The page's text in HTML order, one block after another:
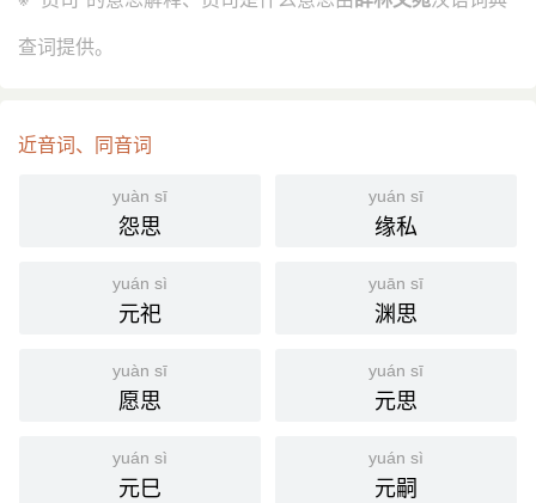
⒈ 旧指政府机构的低阶官员。
例 如：「员司当有为有守。」
yuán yún yùn
查词提供。
近音词、同音词
yuàn sī
怨思
yuán sī
缘私
yuán sì
元祀
yuān sī
渊思
yuàn sī
愿思
yuán sī
元思
yuán sì
元巳
yuán sì
元嗣